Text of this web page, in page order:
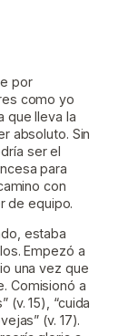
por
como yo
que lleva la
absoluto. Sin
ser el
para
con
de equipo.
estaba
Empezó a
una vez que
Comisionó a
(v. 15), “cuida
(v. 17).